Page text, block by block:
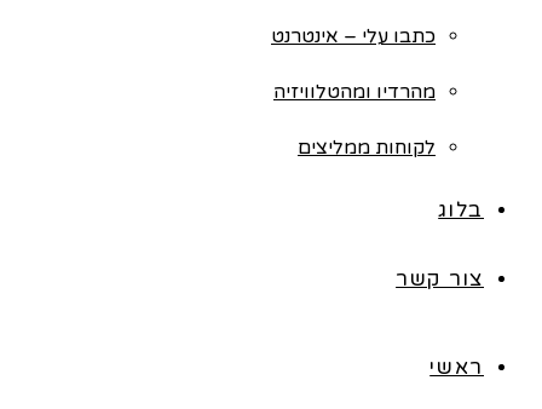
כתבו עלי – אינטרנט
מהרדיו ומהטלוויזיה
לקוחות ממליצים
בלוג
צור קשר
ראשי